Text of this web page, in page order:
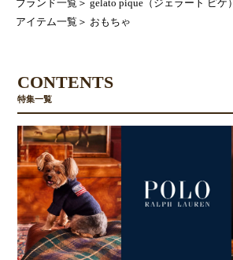
ブランド一覧 ＞ gelato pique（ジェラート ピケ）
アイテム一覧 ＞ おもちゃ
CONTENTS
特集一覧